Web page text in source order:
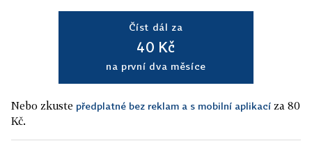
Číst dál za
40 Kč
na první dva měsíce
Nebo zkuste předplatné bez reklam a s mobilní aplikací za 80
Kč.